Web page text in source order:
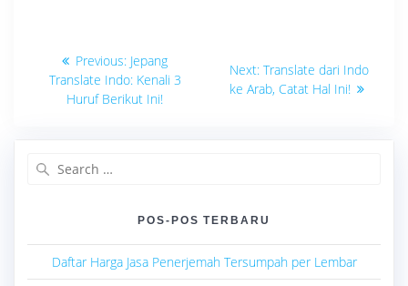
Navigasi
pos
Previous: Previous
post:
Jepang
Translate Indo: Kenali 3
Huruf Berikut Ini!
Next: Next
post:
Translate dari Indo
ke Arab, Catat Hal Ini!
POS-POS TERBARU
Daftar Harga Jasa Penerjemah Tersumpah per Lembar